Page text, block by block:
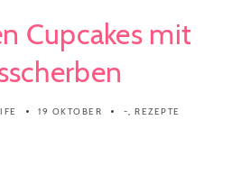
Cupcakes mit
19 OKTOBER -,REZEPTE